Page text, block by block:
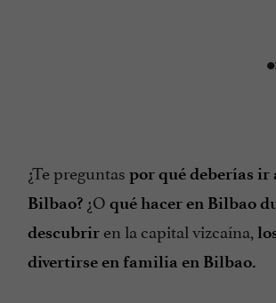
¿Te preguntas por qué deberías ir
Bilbao? ¿O qué hacer en Bilbao
descubrir en la capital vizcaína,
divertirse en familia en Bilbao.